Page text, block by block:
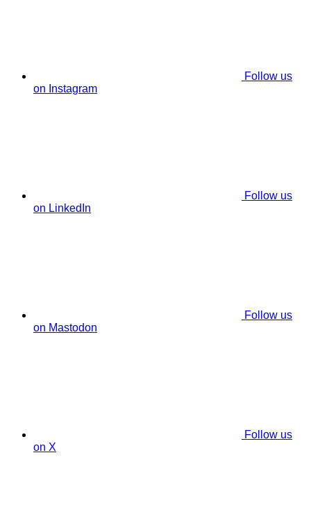
Follow us
on Instagram
Follow us
on LinkedIn
Follow us
on Mastodon
Follow us
on X